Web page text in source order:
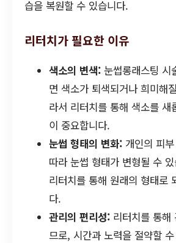
습을 복원할 수 있습니다.
리터치가 필요한 이유
색소의 변색: 눈썹롱래스팅 시
면 색소가 퇴색되거나 희미해
라서 리터치를 통해 색소를 새
이 중요합니다.
눈썹 형태의 변화: 개인의 피
따라 눈썹 형태가 변형될 수
리터치를 통해 원래의 형태로
다.
관리의 편리성: 리터치를 통해
므로, 시간과 노력을 절약할